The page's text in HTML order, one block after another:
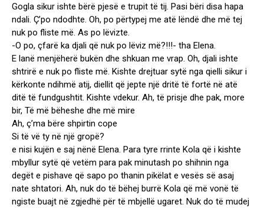
Gogla sikur ishte bërë pjesë e trupit të tij. Pasi bëri disa hapa
ndali. Ç’po ndodhte. Oh, po përtypej me atë lëndë dhe më tej
nuk po fliste më. As po lëvizte.
-O po, çfarë ka djali që nuk po lëviz më?!!!- tha Elena.
E lanë menjëherë bukën dhe shkuan me vrap. Oh, djali ishte
shtrirë e nuk po fliste më. Kishte drejtuar sytë nga qielli sikur i
kërkonte ndihmë atij, diellit që jepte një dritë të fortë në atë
ditë të fundgushtit. Kishte vdekur. Ah, të prisje dhe pak, more
bir, Të më bëheshe dhe më mire
Ah, ç’ma bëre shpirtin cope
Si të vë ty në një gropë?
e nisi kujën e saj nënë Elena. Para tyre rrinte Kola që i kishte
mbyllur sytë që vetëm para pak minutash po shihnin nga
degët e pishave që sapo po thanin pikëlat e vesës së asaj
nate shtatori. Ah, nuk do të bëhej burrë Kola që më vonë të
ngiste buajt në zgjedhë për të mbjellë ugaret. Nuk do të mudej